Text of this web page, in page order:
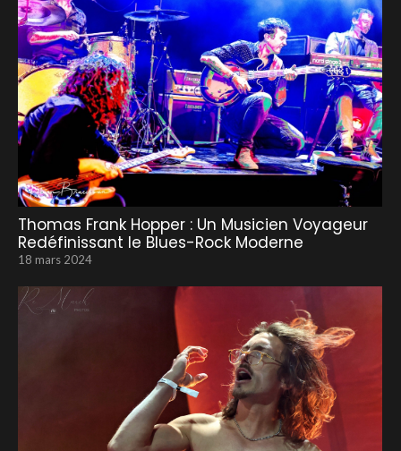
Thomas Frank Hopper : Un Musicien Voyageur
Redéfinissant le Blues-Rock Moderne
18 mars 2024